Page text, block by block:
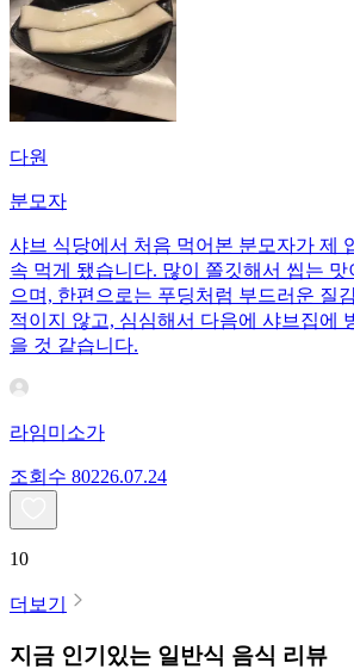
다원
분모자
샤브 식당에서 처음 먹어본 분모자가 제
속 먹게 됐습니다. 많이 쫄깃해서 씹는
으며, 한편으로는 푸딩처럼 부드러운 질
적이지 않고, 심심해서 다음에 샤브집에
을 것 같습니다.
라임미소가
조회수 80226.07.24
10
더보기
지금 인기있는 일반식 음식 리뷰